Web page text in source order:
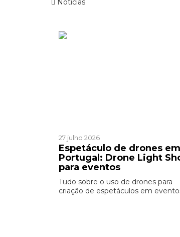
Noticias
27 julho 2026
Espetáculo de drones em
Portugal: Drone Light
para eventos
Tudo sobre o uso de drones para
criação de espetáculos em